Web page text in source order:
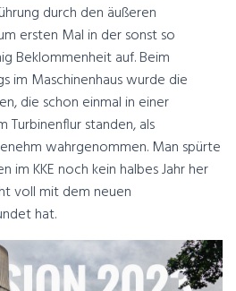
durch den äußeren
ersten Mal in der sonst so
Beklommenheit auf. Beim
im Maschinenhaus wurde die
die schon einmal in einer
Turbinenflur standen, als
wahrgenommen. Man spürte
im KKE noch kein halbes Jahr her
voll mit dem neuen
hat.